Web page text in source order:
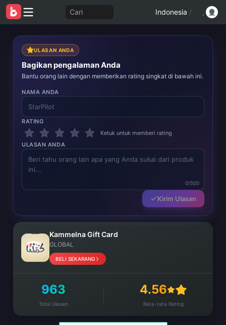
Cari Indonesia /
ULASAN ANDA
Bagikan pengalaman Anda
Bantu orang lain dengan memberikan rating singkat di bawah ini.
NAMA ANDA
RATING
Ketuk untuk memberi rating
ULASAN ANDA
0/500
Kirim Ulasan
Kammelna Gift Card
GLOBAL
BELI SEKARANG
963
Total Ulasan
4.56
Rata-rata Rating